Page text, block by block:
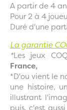
A partir de 4
Pour 2 à 4
Duré d'une
La garantie
*Les jeux
France,
*D'ou vient le
une histoire,
illustrant